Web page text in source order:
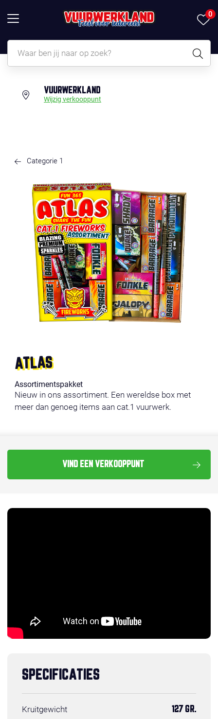
0
VUURWERKLAND
Wijzig verkooppunt
Categorie 1
ATLAS
Assortimentspakket
Nieuw in ons assortiment. Een wereldse box met
meer dan genoeg items aan cat.1 vuurwerk.
VIND EEN VERKOOPPUNT
SPECIFICATIES
Kruitgewicht 127 GR.